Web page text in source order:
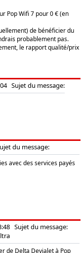
Pop Wifi 7 pour 0 € (en
de bénéficier du
probablement pas.
le rapport qualité/prix
Sujet du message:
du message:
avec des services payés
Sujet du message:
de Delta Devialet à Pop